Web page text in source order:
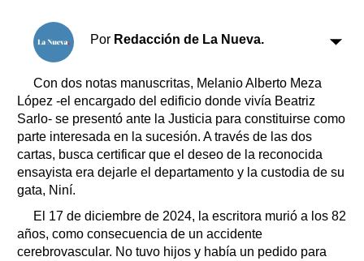
Servicios
Farmacias
Loterías
Datos Útiles
Fúnebres
Edictos
Teléfonos de urgencia
Por Redacción de La Nueva.
Con dos notas manuscritas, Melanio Alberto Meza
López -el encargado del edificio donde vivía Beatriz
Sarlo- se presentó ante la Justicia para constituirse como
parte interesada en la sucesión. A través de las dos
cartas, busca certificar que el deseo de la reconocida
ensayista era dejarle el departamento y la custodia de su
gata, Niní.
El 17 de diciembre de 2024, la escritora murió a los 82
años, como consecuencia de un accidente
cerebrovascular. No tuvo hijos y había un pedido para